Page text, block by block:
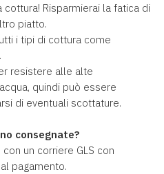
Risparmierai la fatica di
piatto.
i tipi di cottura come
resistere alle alte
quindi può essere
di eventuali scottature.
consegnate?
un corriere GLS con
pagamento.